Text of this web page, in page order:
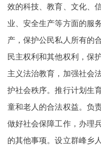
效的科技、教育、文化、
业、安全生产等方面的服
产，保护公民私人所有的
民主权利和其他权利，保
主义法治教育，加强社会
护社会秩序。推行计划生
童和老人的合法权益。负
做好社会保障工作，办理
的其他事项。设立群峰乡